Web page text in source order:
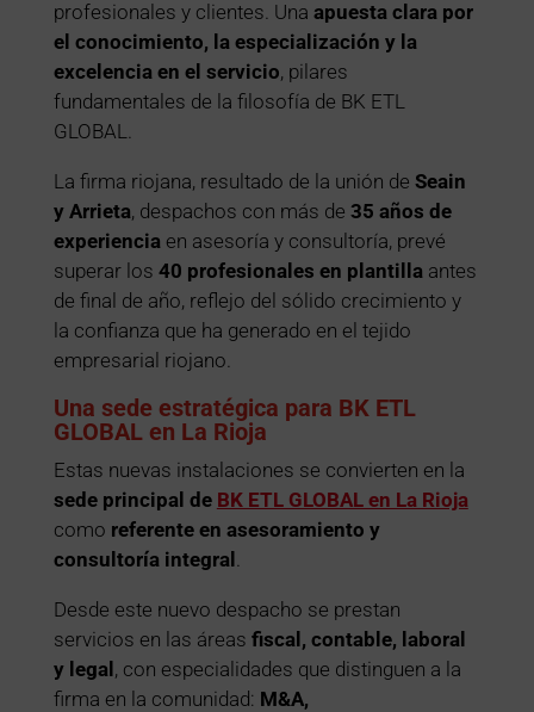
profesionales y clientes. Una apuesta clara por
el conocimiento, la especialización y la
excelencia en el servicio, pilares
fundamentales de la filosofía de BK ETL
GLOBAL.
La firma riojana, resultado de la unión de Seain
y Arrieta, despachos con más de 35 años de
experiencia en asesoría y consultoría, prevé
superar los 40 profesionales en plantilla antes
de final de año, reflejo del sólido crecimiento y
la confianza que ha generado en el tejido
empresarial riojano.
Una sede estratégica para BK ETL
GLOBAL en La Rioja
Estas nuevas instalaciones se convierten en la
sede principal de BK ETL GLOBAL en La Rioja
como referente en asesoramiento y
consultoría integral
Desde este nuevo despacho se prestan
servicios en las áreas fiscal, contable, laboral
y legal, con especialidades que distinguen a la
firma en la comunidad: M&A,